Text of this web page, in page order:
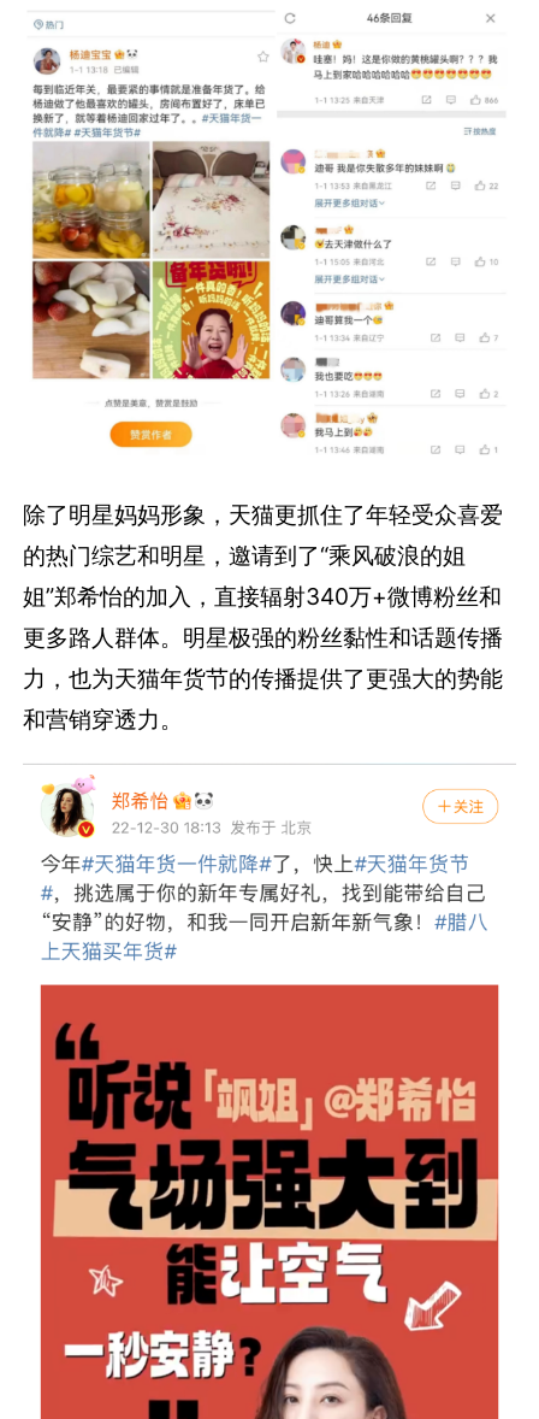
除了明星妈妈形象，天猫更抓住了年轻受众喜爱
的热门综艺和明星，邀请到了“乘风破浪的姐
姐”郑希怡的加入，直接辐射340万+微博粉丝和
更多路人群体。明星极强的粉丝黏性和话题传播
力，也为天猫年货节的传播提供了更强大的势能
和营销穿透力。